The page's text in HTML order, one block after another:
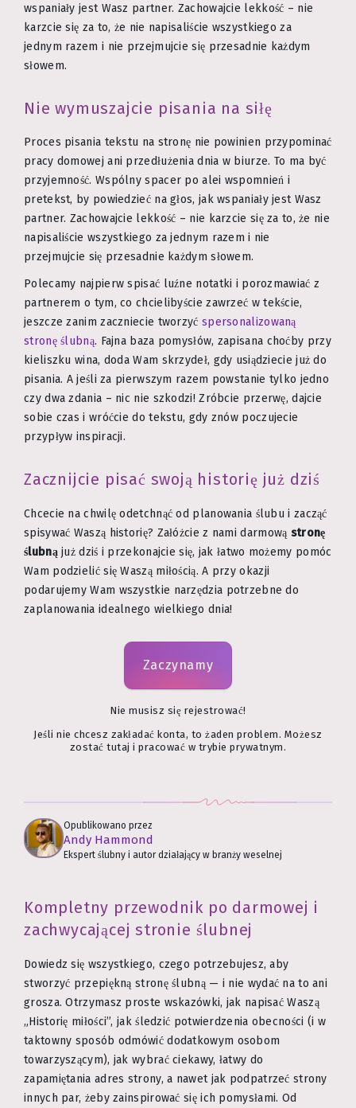
wspaniały jest Wasz partner. Zachowajcie lekkość – nie
karzcie się za to, że nie napisaliście wszystkiego za
jednym razem i nie przejmujcie się przesadnie każdym
słowem.
Nie wymuszajcie pisania na siłę
Proces pisania tekstu na stronę nie powinien przypominać
pracy domowej ani przedłużenia dnia w biurze. To ma być
przyjemność. Wspólny spacer po alei wspomnień i
pretekst, by powiedzieć na głos, jak wspaniały jest Wasz
partner. Zachowajcie lekkość – nie karzcie się za to, że nie
napisaliście wszystkiego za jednym razem i nie
przejmujcie się przesadnie każdym słowem.
Polecamy najpierw spisać luźne notatki i porozmawiać z
partnerem o tym, co chcielibyście zawrzeć w tekście,
jeszcze zanim zaczniecie tworzyć spersonalizowaną
stronę ślubną. Fajna baza pomysłów, zapisana choćby przy
kieliszku wina, doda Wam skrzydeł, gdy usiądziecie już do
pisania. A jeśli za pierwszym razem powstanie tylko jedno
czy dwa zdania – nic nie szkodzi! Zróbcie przerwę, dajcie
sobie czas i wróćcie do tekstu, gdy znów poczujecie
przypływ inspiracji.
Zacznijcie pisać swoją historię już dziś
Chcecie na chwilę odetchnąć od planowania ślubu i zacząć
spisywać Waszą historię? Załóżcie z nami darmową stronę
ślubnąjuż dziś i przekonajcie się, jak łatwo możemy pomóc
Wam podzielić się Waszą miłością. A przy okazji
podarujemy Wam wszystkie narzędzia potrzebne do
zaplanowania idealnego wielkiego dnia!
Zaczynamy
Nie musisz się rejestrować!
Jeśli nie chcesz zakładać konta, to żaden problem. Możesz
zostać tutaj i pracować w trybie prywatnym.
Opublikowano przez
Andy Hammond
Ekspert ślubny i autor działający w branży weselnej
Kompletny przewodnik po darmowej i
zachwycającej stronie ślubnej
Dowiedz się wszystkiego, czego potrzebujesz, aby
stworzyć przepiękną stronę ślubną — i nie wydać na to ani
grosza. Otrzymasz proste wskazówki, jak napisać Waszą
„Historię miłości”, jak śledzić potwierdzenia obecności (i w
taktowny sposób odmówić dodatkowym osobom
towarzyszącym), jak wybrać ciekawy, łatwy do
zapamiętania adres strony, a nawet jak podpatrzeć strony
innych par, żeby zainspirować się ich pomysłami. Od